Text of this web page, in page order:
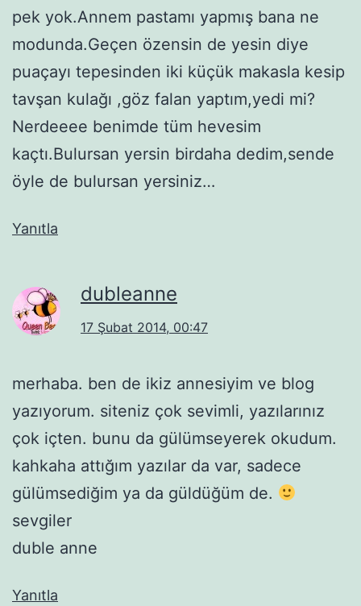
pek yok.Annem pastamı yapmış bana ne
modunda.Geçen özensin de yesin diye
puaçayı tepesinden iki küçük makasla kesip
tavşan kulağı ,göz falan yaptım,yedi mi?
Nerdeeee benimde tüm hevesim
kaçtı.Bulursan yersin birdaha dedim,sende
öyle de bulursan yersiniz…
Yanıtla
dubleanne
17 Şubat 2014, 00:47
merhaba. ben de ikiz annesiyim ve blog
yazıyorum. siteniz çok sevimli, yazılarınız
çok içten. bunu da gülümseyerek okudum.
kahkaha attığım yazılar da var, sadece
gülümsediğim ya da güldüğüm de.
sevgiler
duble anne
Yanıtla